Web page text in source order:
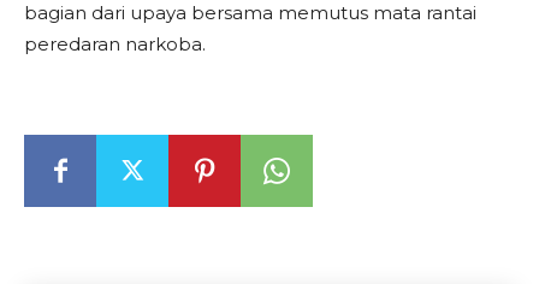
bagian dari upaya bersama memutus mata rantai
peredaran narkoba.